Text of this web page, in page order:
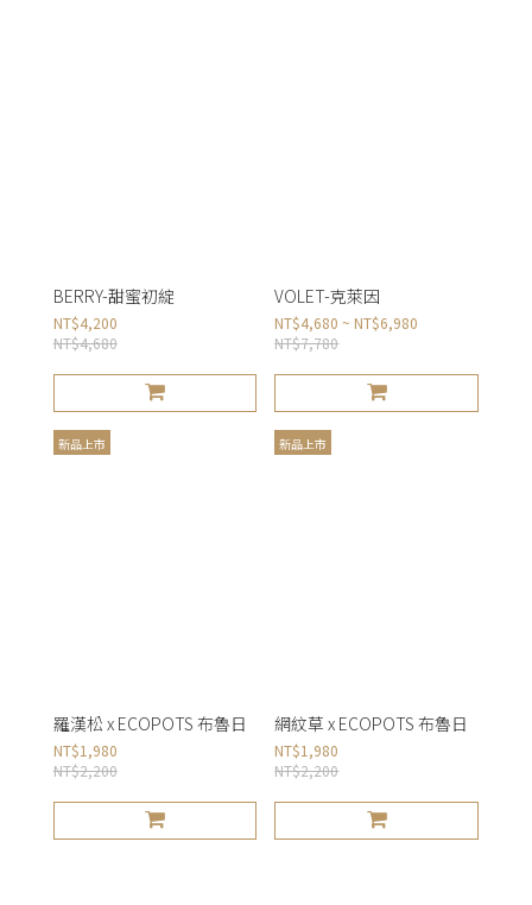
BERRY-甜蜜初綻
NT$4,200
NT$4,680
VOLET-克萊因
NT$4,680 ~ NT$6,980
NT$7,780
新品上市
羅漢松 x ECOPOTS 布魯日
NT$1,980
NT$2,200
新品上市
網紋草 x ECOPOTS 布魯日
NT$1,980
NT$2,200